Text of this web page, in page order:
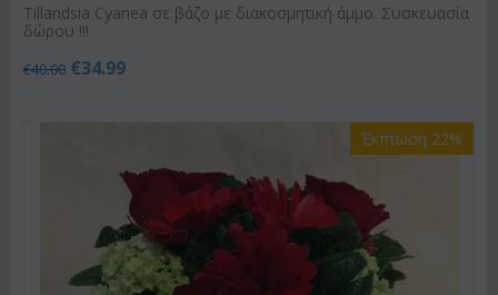
Tillandsia Cyanea σε βάζο με διακοσμητική άμμο. Συσκευασία
δώρου !!!
€40.00 €34.99
Έκπτωση 22%